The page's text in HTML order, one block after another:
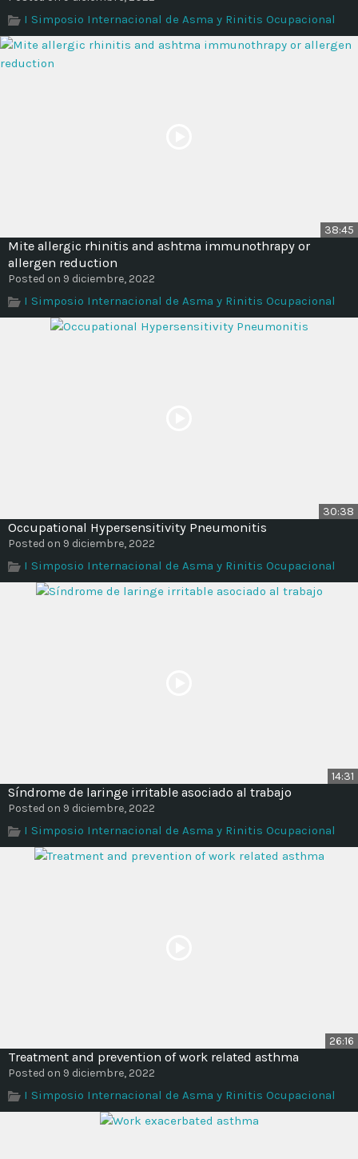
I Simposio Internacional de Asma y Rinitis Ocupacional
38:45
Mite allergic rhinitis and ashtma immunothrapy or
allergen reduction
Posted on 9 diciembre, 2022
I Simposio Internacional de Asma y Rinitis Ocupacional
30:38
Occupational Hypersensitivity Pneumonitis
Posted on 9 diciembre, 2022
I Simposio Internacional de Asma y Rinitis Ocupacional
14:31
Síndrome de laringe irritable asociado al trabajo
Posted on 9 diciembre, 2022
I Simposio Internacional de Asma y Rinitis Ocupacional
26:16
Treatment and prevention of work related asthma
Posted on 9 diciembre, 2022
I Simposio Internacional de Asma y Rinitis Ocupacional